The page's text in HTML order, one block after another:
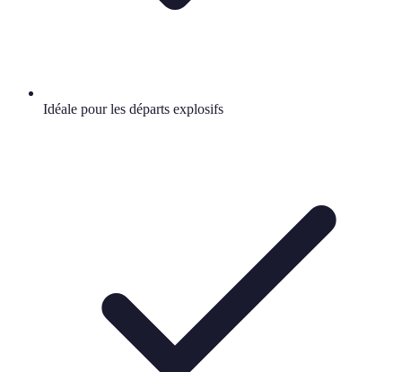
Idéale pour les départs explosifs